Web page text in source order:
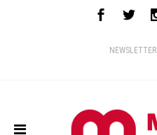
NEWSLETTER